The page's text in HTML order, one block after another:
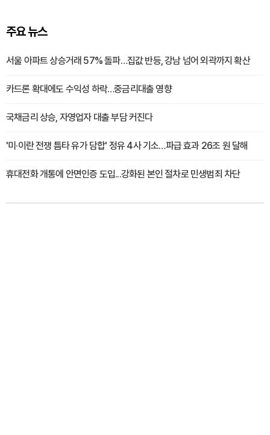
주요 뉴스
서울 아파트 상승거래 57% 돌파…집값 반등, 강남 넘어 외곽까지 확산
카드론 확대에도 수익성 하락…중금리대출 영향
국채금리 상승, 자영업자 대출 부담 커진다
'미·이란 전쟁 틈타 유가 담합' 정유 4사 기소…파급 효과 26조 원 달해
휴대전화 개통에 안면인증 도입...강화된 본인 절차로 민생범죄 차단